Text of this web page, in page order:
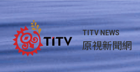
TITV NEWS
原視新聞網